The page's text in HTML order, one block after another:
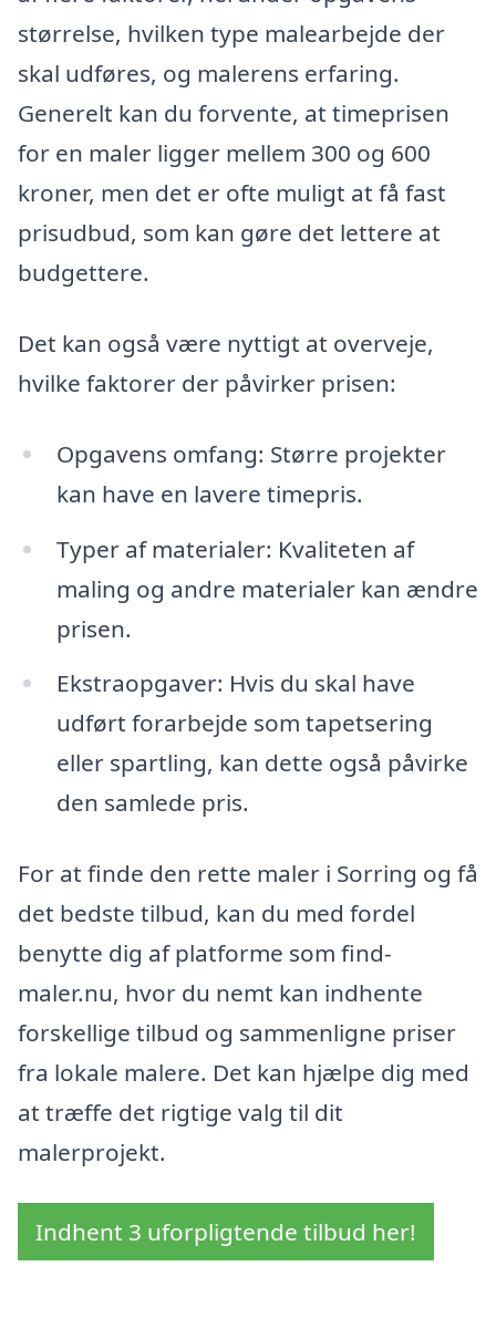
størrelse, hvilken type malearbejde der
skal udføres, og malerens erfaring.
Generelt kan du forvente, at timeprisen
for en maler ligger mellem 300 og 600
kroner, men det er ofte muligt at få fast
prisudbud, som kan gøre det lettere at
budgettere.
Det kan også være nyttigt at overveje,
hvilke faktorer der påvirker prisen:
Opgavens omfang: Større projekter
kan have en lavere timepris.
Typer af materialer: Kvaliteten af
maling og andre materialer kan ændre
prisen.
Ekstraopgaver: Hvis du skal have
udført forarbejde som tapetsering
eller spartling, kan dette også påvirke
den samlede pris.
For at finde den rette maler i Sorring og få
det bedste tilbud, kan du med fordel
benytte dig af platforme som find-
maler.nu, hvor du nemt kan indhente
forskellige tilbud og sammenligne priser
fra lokale malere. Det kan hjælpe dig med
at træffe det rigtige valg til dit
malerprojekt.
Indhent 3 uforpligtende tilbud her!